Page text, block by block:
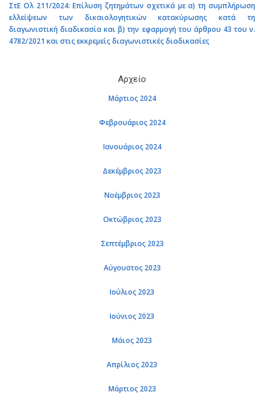
ΣτΕ Ολ 211/2024: Επίλυση ζητημάτων σχετικά με α) τη συμπλήρωση
ελλείψεων των δικαιολογητικών κατακύρωσης κατά τη
διαγωνιστική διαδικασία και β) την εφαρμογή του άρθρου 43 του ν.
4782/2021 και στις εκκρεμείς διαγωνιστικές διαδικασίες
Αρχείο
Μάρτιος 2024
Φεβρουάριος 2024
Ιανουάριος 2024
Δεκέμβριος 2023
Νοέμβριος 2023
Οκτώβριος 2023
Σεπτέμβριος 2023
Αύγουστος 2023
Ιούλιος 2023
Ιούνιος 2023
Μάιος 2023
Απρίλιος 2023
Μάρτιος 2023